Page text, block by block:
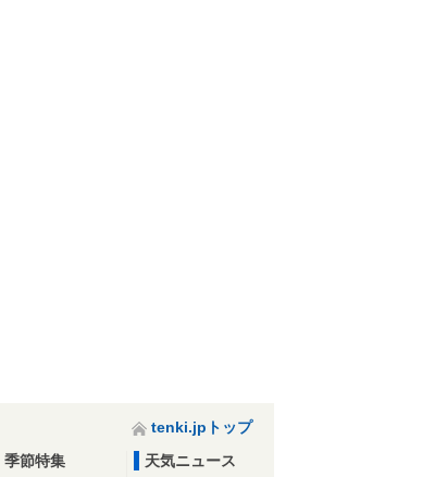
tenki.jpトップ
季節特集
天気ニュース